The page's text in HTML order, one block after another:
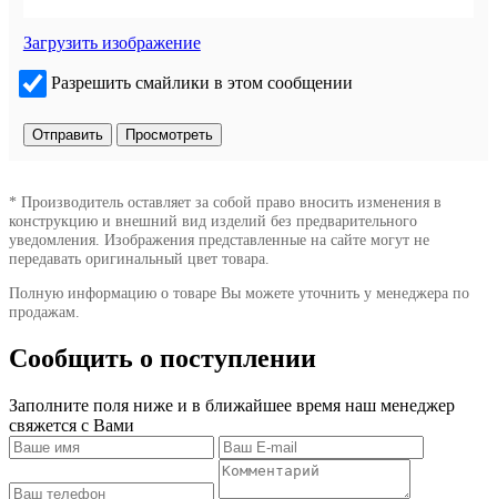
Загрузить изображение
Разрешить смайлики в этом сообщении
* Производитель оставляет за собой право вносить изменения в
конструкцию и внешний вид изделий без предварительного
уведомления. Изображения представленные на сайте могут не
передавать оригинальный цвет товара.
Полную информацию о товаре Вы можете уточнить у менеджера по
продажам.
Сообщить о поступлении
Заполните поля ниже и в ближайшее время наш менеджер
свяжется с Вами